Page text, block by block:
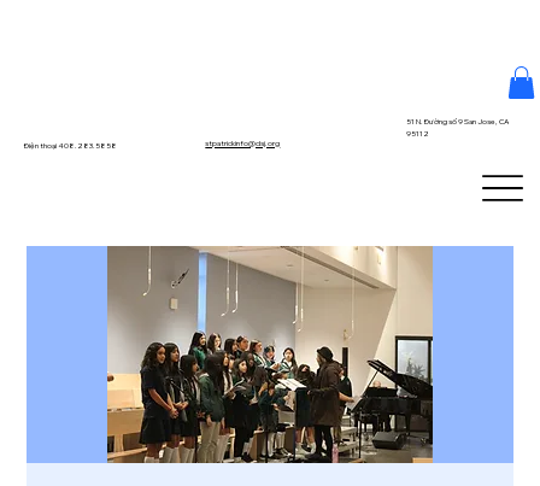
Điện thoại 408.283.5858 stpatrickinfo@dsj.org
51 N. Đường số 9 San Jose, CA
95112